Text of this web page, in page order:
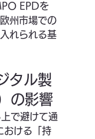
EPDを
州市場での
れられる基
タル製
の影響
で避けて通
おける「持